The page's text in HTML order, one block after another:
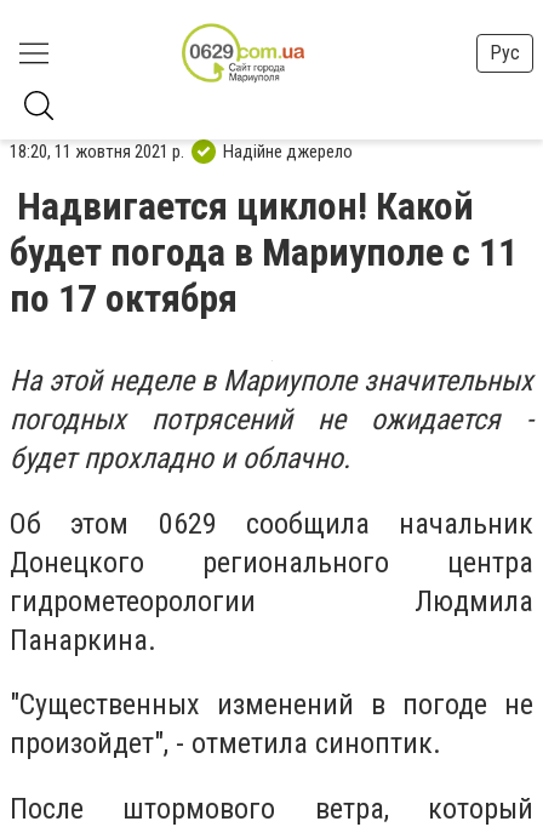
Рус
18:20, 11 жовтня 2021 р. Надійне джерело
Надвигается циклон! Какой
будет погода в Мариуполе с 11
по 17 октября
На этой неделе в Мариуполе значительных
погодных потрясений не ожидается -
будет прохладно и облачно.
Об этом 0629 сообщила начальник
Донецкого регионального центра
гидрометеорологии Людмила
Панаркина.
"Существенных изменений в погоде не
произойдет", - отметила синоптик.
После штормового ветра, который